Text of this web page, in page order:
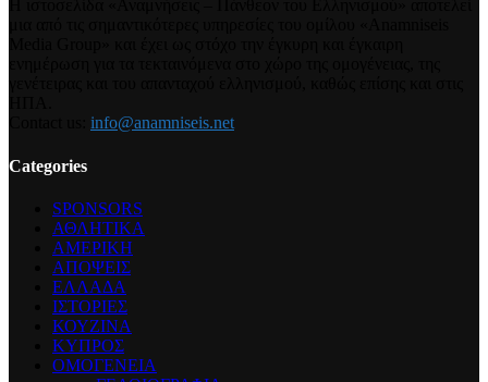
info@anamniseis.net
Categories
SPONSORS
ΑΘΛΗΤΙΚΑ
ΑΜΕΡΙΚΗ
ΑΠΟΨΕΙΣ
ΕΛΛΑΔΑ
ΙΣΤΟΡΙΕΣ
ΚΟΥΖΙΝΑ
ΚΥΠΡΟΣ
ΟΜΟΓΕΝΕΙΑ